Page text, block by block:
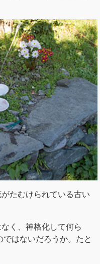
たむけられている古い
く、神格化して何ら
はないだろうか。たと